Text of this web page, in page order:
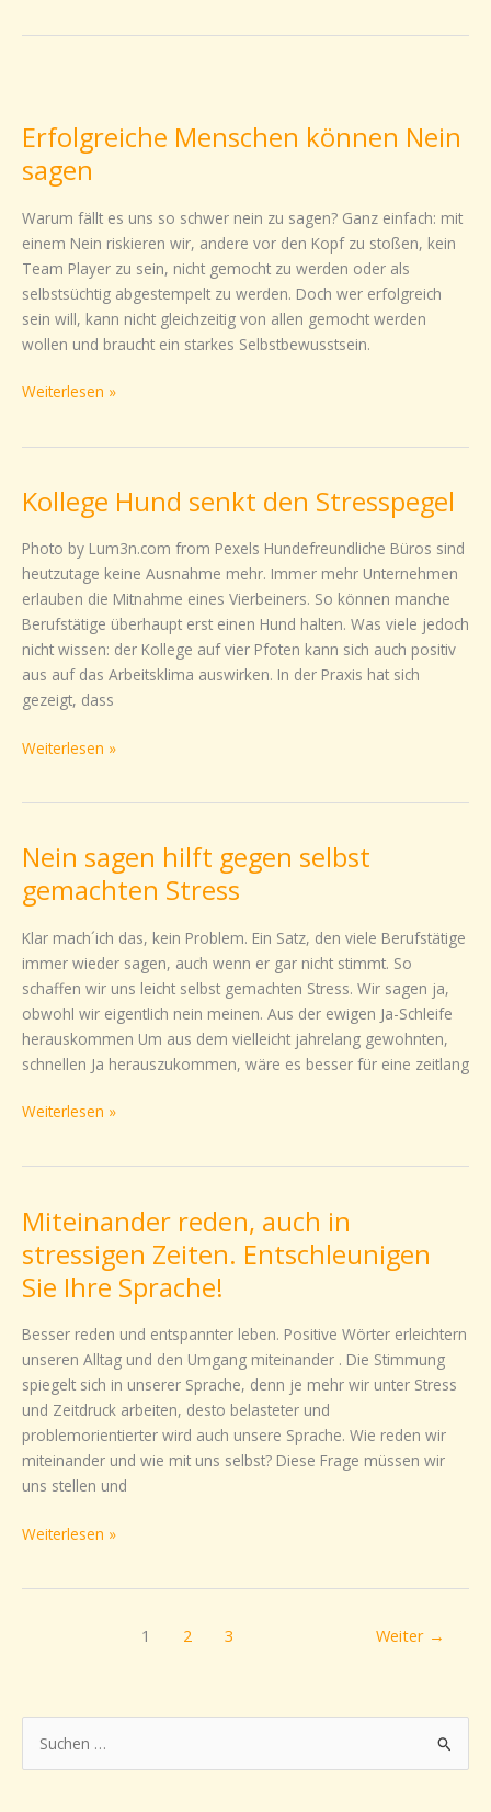
Erfolgreiche Menschen können Nein
sagen
Warum fällt es uns so schwer nein zu sagen? Ganz einfach: mit
einem Nein riskieren wir, andere vor den Kopf zu stoßen, kein
Team Player zu sein, nicht gemocht zu werden oder als
selbstsüchtig abgestempelt zu werden. Doch wer erfolgreich
sein will, kann nicht gleichzeitig von allen gemocht werden
wollen und braucht ein starkes Selbstbewusstsein.
können
Nein
sagen
Weiterlesen »
Kollege Hund senkt den Stresspegel
Photo by Lum3n.com from Pexels Hundefreundliche Büros sind
heutzutage keine Ausnahme mehr. Immer mehr Unternehmen
erlauben die Mitnahme eines Vierbeiners. So können manche
Berufstätige überhaupt erst einen Hund halten. Was viele jedoch
nicht wissen: der Kollege auf vier Pfoten kann sich auch positiv
aus auf das Arbeitsklima auswirken. In der Praxis hat sich
gezeigt, dass
Kollege
senkt
den
Stresspegel
Weiterlesen »
Nein sagen hilft gegen selbst
gemachten Stress
Klar mach´ich das, kein Problem. Ein Satz, den viele Berufstätige
immer wieder sagen, auch wenn er gar nicht stimmt. So
schaffen wir uns leicht selbst gemachten Stress. Wir sagen ja,
obwohl wir eigentlich nein meinen. Aus der ewigen Ja-Schleife
herauskommen Um aus dem vielleicht jahrelang gewohnten,
schnellen Ja herauszukommen, wäre es besser für eine zeitlang
Nein
hilft
gegen
selbst
gemachten
Stress
Weiterlesen »
Miteinander reden, auch in
stressigen Zeiten. Entschleunigen
Sie Ihre Sprache!
Besser reden und entspannter leben. Positive Wörter erleichtern
unseren Alltag und den Umgang miteinander . Die Stimmung
spiegelt sich in unserer Sprache, denn je mehr wir unter Stress
und Zeitdruck arbeiten, desto belasteter und
problemorientierter wird auch unsere Sprache. Wie reden wir
miteinander und wie mit uns selbst? Diese Frage müssen wir
uns stellen und
Miteinander
auch
in
Zeiten.
Entschleunigen
Sie
Ihre
Sprache!
Weiterlesen »
1 2 3 Weiter →
u